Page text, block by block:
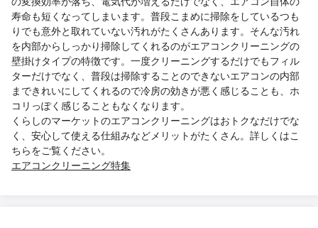
寿命も短くなってしまいます。普段こまめに掃除をしているつも
りでも意外と取れていない汚れがたくさんあります。そんな汚れ
を内部からしっかり掃除してくれるのがエアコンクリーニングの
壁掛けタイプの特徴です。一度クリーニングするだけでもフィル
ターだけでなく、普段は掃除することのできないエアコンの内部
まできれいにしてくれるので冷房の効きが悪く感じることも、ホ
コリっぽく感じることもなくなります。
くらしのマーケットのエアコンクリーニングはおトクなだけでな
く、安心して使える仕組みなどメリットがたくさん。詳しくはこ
ちらをご覧ください。
エアコンクリーニング特集